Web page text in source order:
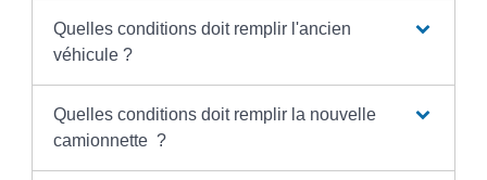
Quelles conditions doit remplir l'ancien
véhicule ?
Quelles conditions doit remplir la nouvelle
camionnette ?